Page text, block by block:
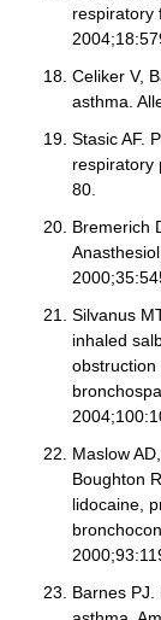
respiratory
Celiker V,
asthma.
Stasic AF.
respiratory
80.
Bremerich
Silvanus
inhaled
obstruction
Maslow
Boughton
lidocaine,
Barnes